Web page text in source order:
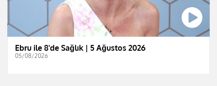
Ebru ile 8'de Sağlık | 5 Ağustos 2026
05/08/2026